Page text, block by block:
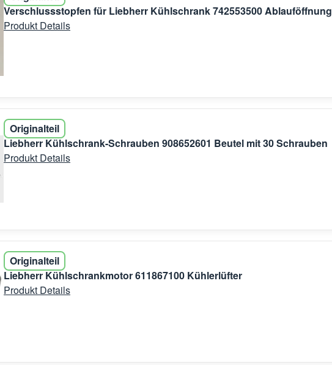
Verschlussstopfen für Liebherr Kühlschrank 742553500 Ablauföffnung
Produkt Details
Originalteil
Liebherr Kühlschrank-Schrauben 908652601 Beutel mit 30 Schrauben
Produkt Details
Originalteil
Liebherr Kühlschrankmotor 611867100 Kühlerlüfter
Produkt Details